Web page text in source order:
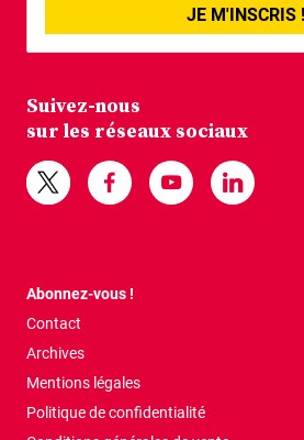
JE M'INSCRIS !
Suivez-nous
sur les réseaux sociaux
Abonnez-vous !
Contact
Archives
Mentions légales
Politique de confidentialité